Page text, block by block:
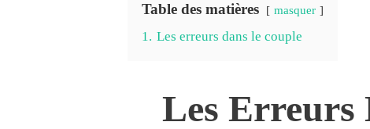
Table des matières masquer
1. Les erreurs dans le couple
Les Erreurs